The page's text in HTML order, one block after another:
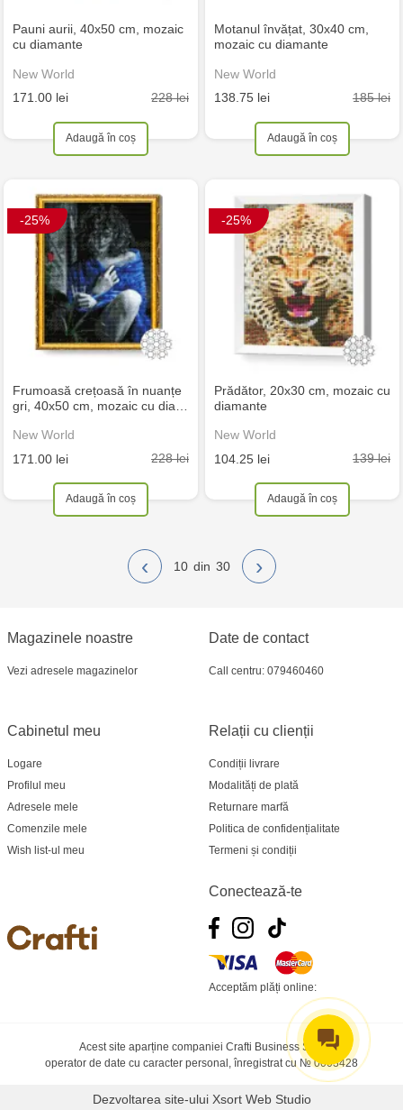
Pauni aurii, 40x50 cm, mozaic
cu diamante
New World
171.00 lei
228 lei
Adaugă în coș
Motanul învățat, 30x40 cm,
mozaic cu diamante
New World
138.75 lei
185 lei
Adaugă în coș
-25%
Frumoasă crețoasă în nuanțe
gri, 40x50 cm, mozaic cu dia…
New World
171.00 lei
228 lei
Adaugă în coș
-25%
Prădător, 20x30 cm, mozaic cu
diamante
New World
104.25 lei
139 lei
Adaugă în coș
‹ 10 30 ›
Magazinele noastre
Vezi adresele magazinelor
Relații cu clienții
Condiții livrare
Modalități de plată
Returnare marfă
Politica de confidențialitate
Termeni și condiții
Cabinetul meu
Logare
Profilul meu
Adresele mele
Comenzile mele
Wish list-ul meu
Date de contact
Call centru: 079460460
Conectează-te
Acceptăm plăți online:
Acest site aparține companiei Crafti Business SRL
operator de date cu caracter personal, înregistrat cu № 0003428
Dezvoltarea site-ului Xsort Web Studio